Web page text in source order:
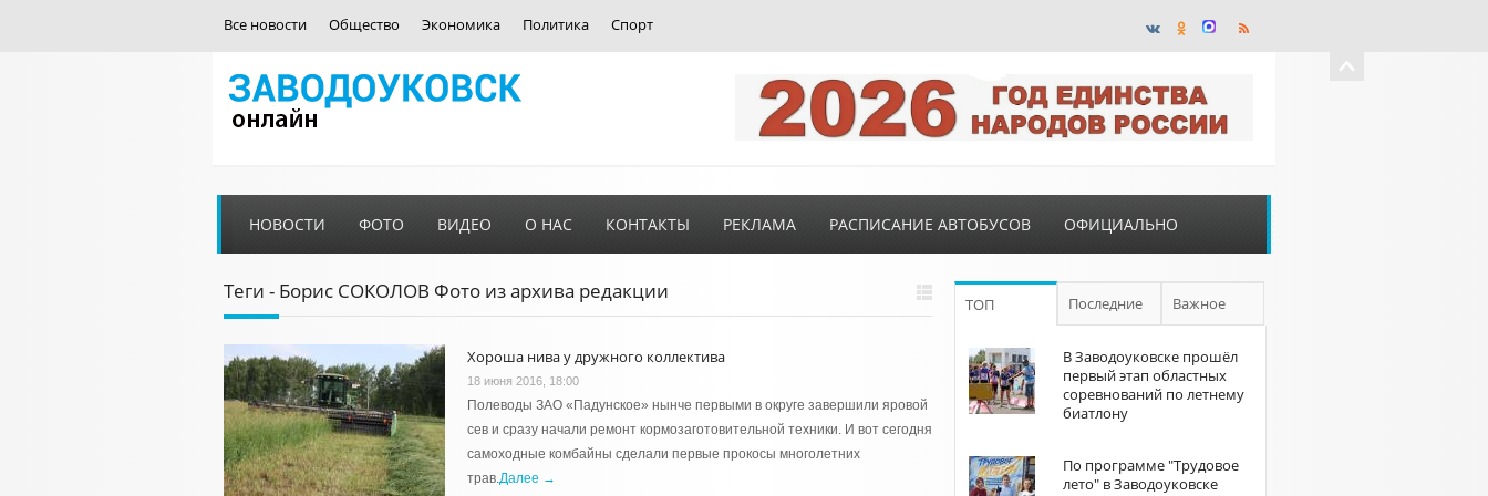
Все новости Общество Экономика Политика Спорт
НОВОСТИ ФОТО ВИДЕО О НАС КОНТАКТЫ РЕКЛАМА РАСПИСАНИЕ АВТОБУСОВ ОФИЦИАЛЬНО
Теги - Борис СОКОЛОВ Фото из архива редакции
Хороша нива у дружного коллектива
18 июня 2016, 18:00
Полеводы ЗАО «Падунское» нынче первыми в округе завершили яровой
сев и сразу начали ремонт кормозаготовительной техники. И вот сегодня
самоходные комбайны сделали первые прокосы многолетних
трав.Далее →
ТОП Последние Важное
В Заводоуковске прошёл
первый этап областных
соревнований по летнему
биатлону
По программе "Трудовое
лето" в Заводоуковске